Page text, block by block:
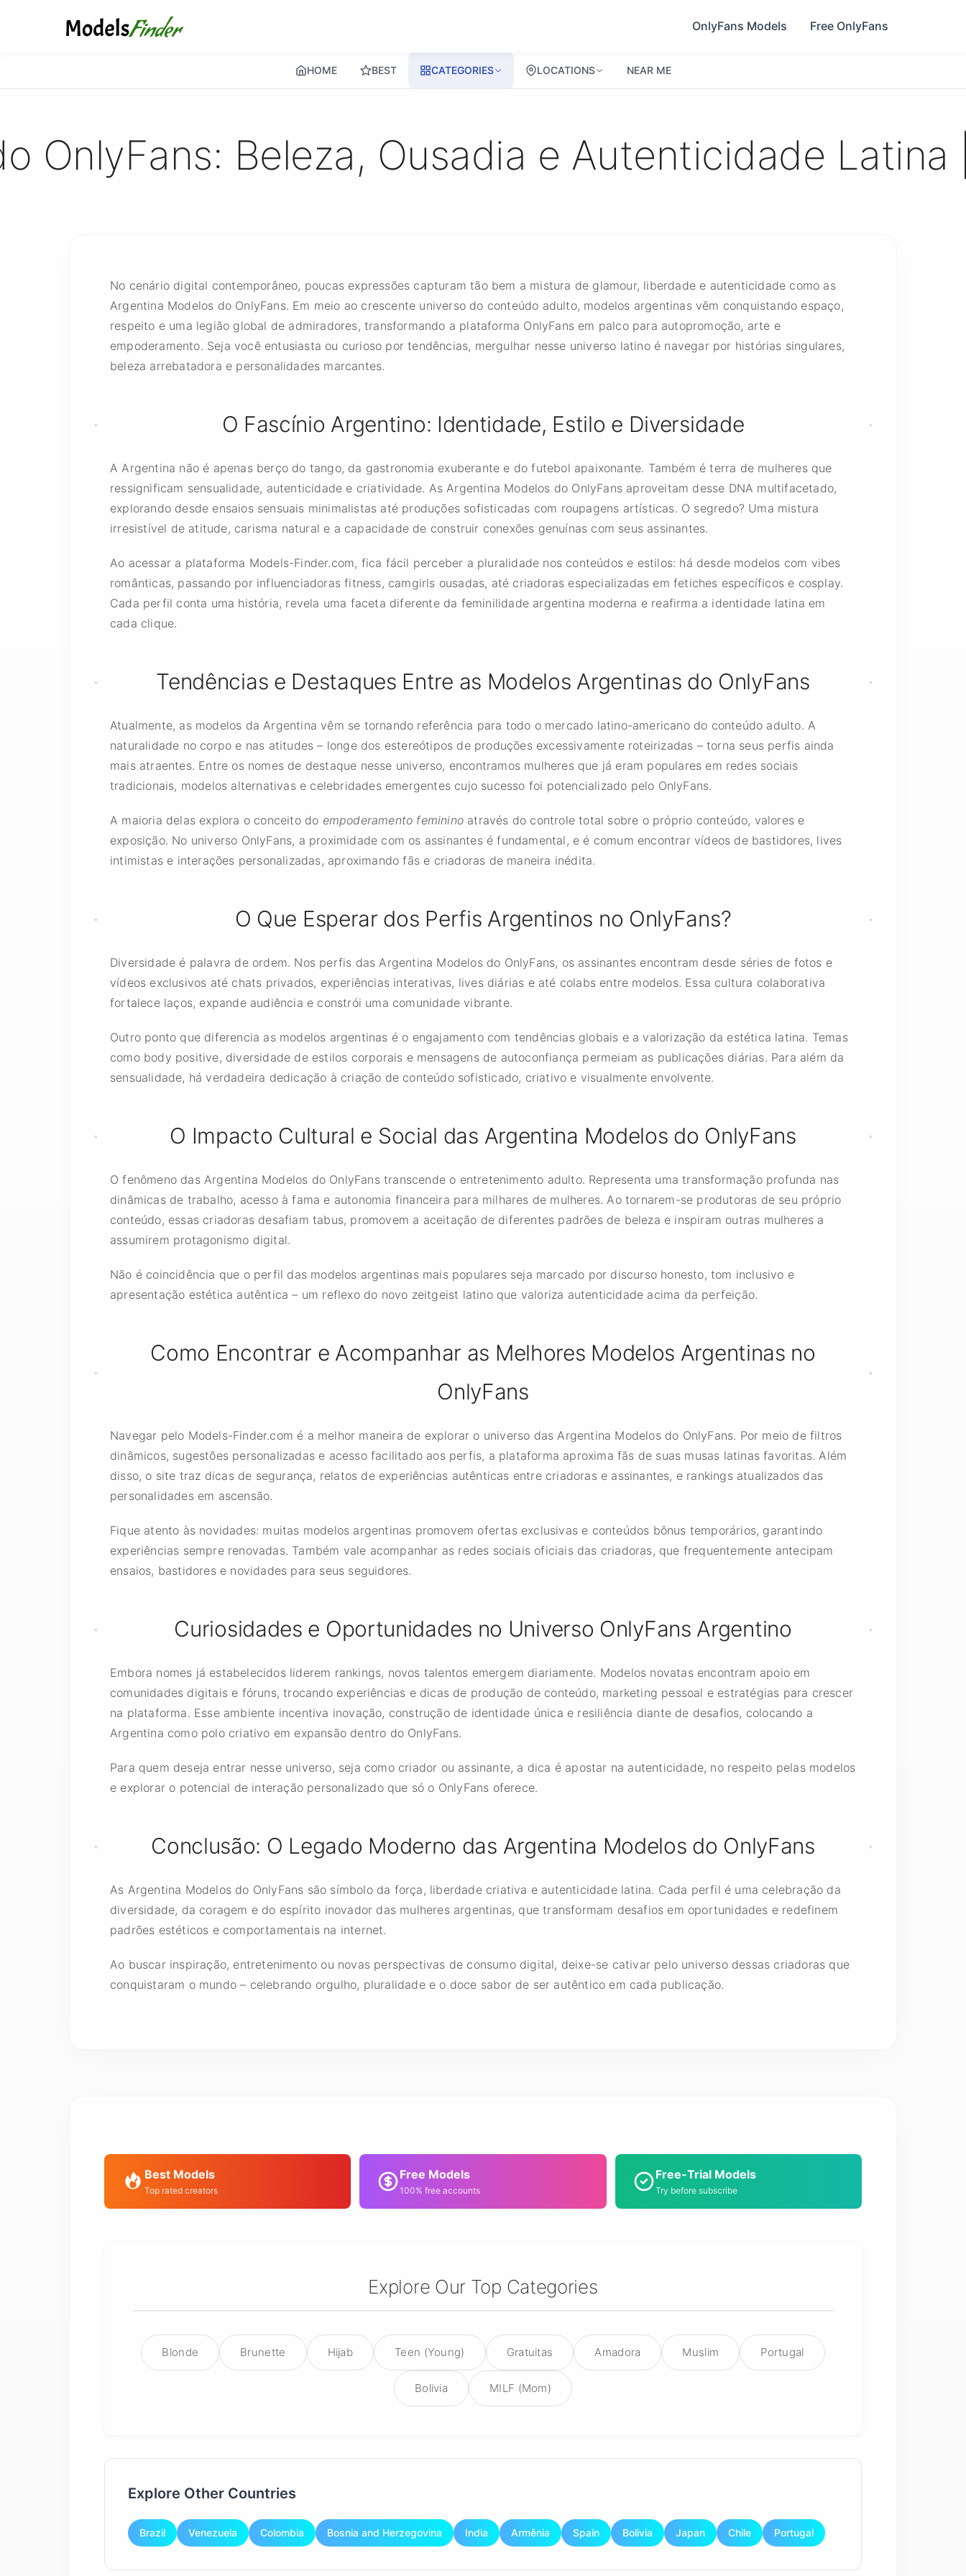
OnlyFans Models Free OnlyFans
HOME BEST CATEGORIES LOCATIONS NEAR ME
OnlyFans: Beleza, Ousadia e Autenticidade
No cenário digital contemporâneo, poucas expressões capturam tão bem a mistura de glamour, liberdade e autenticidade como as
Argentina Modelos do OnlyFans. Em meio ao crescente universo do conteúdo adulto, modelos argentinas vêm conquistando espaço,
respeito e uma legião global de admiradores, transformando a plataforma OnlyFans em palco para autopromoção, arte e
empoderamento. Seja você entusiasta ou curioso por tendências, mergulhar nesse universo latino é navegar por histórias singulares,
beleza arrebatadora e personalidades marcantes.
O Fascínio Argentino: Identidade, Estilo e Diversidade
A Argentina não é apenas berço do tango, da gastronomia exuberante e do futebol apaixonante. Também é terra de mulheres que
ressignificam sensualidade, autenticidade e criatividade. As Argentina Modelos do OnlyFans aproveitam desse DNA multifacetado,
explorando desde ensaios sensuais minimalistas até produções sofisticadas com roupagens artísticas. O segredo? Uma mistura
irresistível de atitude, carisma natural e a capacidade de construir conexões genuínas com seus assinantes.
Ao acessar a plataforma Models-Finder.com, fica fácil perceber a pluralidade nos conteúdos e estilos: há desde modelos com vibes
românticas, passando por influenciadoras fitness, camgirls ousadas, até criadoras especializadas em fetiches específicos e cosplay.
Cada perfil conta uma história, revela uma faceta diferente da feminilidade argentina moderna e reafirma a identidade latina em
cada clique.
Tendências e Destaques Entre as Modelos Argentinas do OnlyFans
Atualmente, as modelos da Argentina vêm se tornando referência para todo o mercado latino-americano do conteúdo adulto. A
naturalidade no corpo e nas atitudes – longe dos estereótipos de produções excessivamente roteirizadas – torna seus perfis ainda
mais atraentes. Entre os nomes de destaque nesse universo, encontramos mulheres que já eram populares em redes sociais
tradicionais, modelos alternativas e celebridades emergentes cujo sucesso foi potencializado pelo OnlyFans.
A maioria delas explora o conceito do empoderamento feminino através do controle total sobre o próprio conteúdo, valores e
exposição. No universo OnlyFans, a proximidade com os assinantes é fundamental, e é comum encontrar vídeos de bastidores, lives
intimistas e interações personalizadas, aproximando fãs e criadoras de maneira inédita.
O Que Esperar dos Perfis Argentinos no OnlyFans?
Diversidade é palavra de ordem. Nos perfis das Argentina Modelos do OnlyFans, os assinantes encontram desde séries de fotos e
vídeos exclusivos até chats privados, experiências interativas, lives diárias e até colabs entre modelos. Essa cultura colaborativa
fortalece laços, expande audiência e constrói uma comunidade vibrante.
Outro ponto que diferencia as modelos argentinas é o engajamento com tendências globais e a valorização da estética latina. Temas
como body positive, diversidade de estilos corporais e mensagens de autoconfiança permeiam as publicações diárias. Para além da
sensualidade, há verdadeira dedicação à criação de conteúdo sofisticado, criativo e visualmente envolvente.
O Impacto Cultural e Social das Argentina Modelos do OnlyFans
O fenômeno das Argentina Modelos do OnlyFans transcende o entretenimento adulto. Representa uma transformação profunda nas
dinâmicas de trabalho, acesso à fama e autonomia financeira para milhares de mulheres. Ao tornarem-se produtoras de seu próprio
conteúdo, essas criadoras desafiam tabus, promovem a aceitação de diferentes padrões de beleza e inspiram outras mulheres a
assumirem protagonismo digital.
Não é coincidência que o perfil das modelos argentinas mais populares seja marcado por discurso honesto, tom inclusivo e
apresentação estética autêntica – um reflexo do novo zeitgeist latino que valoriza autenticidade acima da perfeição.
Como Encontrar e Acompanhar as Melhores Modelos Argentinas no
OnlyFans
Navegar pelo Models-Finder.com é a melhor maneira de explorar o universo das Argentina Modelos do OnlyFans. Por meio de filtros
dinâmicos, sugestões personalizadas e acesso facilitado aos perfis, a plataforma aproxima fãs de suas musas latinas favoritas. Além
disso, o site traz dicas de segurança, relatos de experiências autênticas entre criadoras e assinantes, e rankings atualizados das
personalidades em ascensão.
Fique atento às novidades: muitas modelos argentinas promovem ofertas exclusivas e conteúdos bônus temporários, garantindo
experiências sempre renovadas. Também vale acompanhar as redes sociais oficiais das criadoras, que frequentemente antecipam
ensaios, bastidores e novidades para seus seguidores.
Curiosidades e Oportunidades no Universo OnlyFans Argentino
Embora nomes já estabelecidos liderem rankings, novos talentos emergem diariamente. Modelos novatas encontram apoio em
comunidades digitais e fóruns, trocando experiências e dicas de produção de conteúdo, marketing pessoal e estratégias para crescer
na plataforma. Esse ambiente incentiva inovação, construção de identidade única e resiliência diante de desafios, colocando a
Argentina como polo criativo em expansão dentro do OnlyFans.
Para quem deseja entrar nesse universo, seja como criador ou assinante, a dica é apostar na autenticidade, no respeito pelas modelos
e explorar o potencial de interação personalizado que só o OnlyFans oferece.
Conclusão: O Legado Moderno das Argentina Modelos do OnlyFans
As Argentina Modelos do OnlyFans são símbolo da força, liberdade criativa e autenticidade latina. Cada perfil é uma celebração da
diversidade, da coragem e do espírito inovador das mulheres argentinas, que transformam desafios em oportunidades e redefinem
padrões estéticos e comportamentais na internet.
Ao buscar inspiração, entretenimento ou novas perspectivas de consumo digital, deixe-se cativar pelo universo dessas criadoras que
conquistaram o mundo – celebrando orgulho, pluralidade e o doce sabor de ser autêntico em cada publicação.
Best Models
Top rated creators
Free Models
100% free accounts
Free-Trial Models
Try before subscribe
Explore Our Top Categories
Blonde Brunette Hijab Teen (Young) Gratuitas Amadora Muslim Portugal
Bolivia MILF (Mom)
Explore Other Countries
Brazil Venezuela Colombia Bosnia and Herzegovina India Armênia Spain Bolivia Japan Chile Portugal